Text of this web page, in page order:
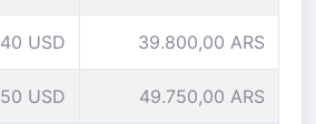
40 USD 39.800,00 ARS
50 USD 49.750,00 ARS